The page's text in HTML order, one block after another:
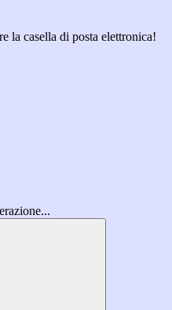
la casella di posta elettronica!